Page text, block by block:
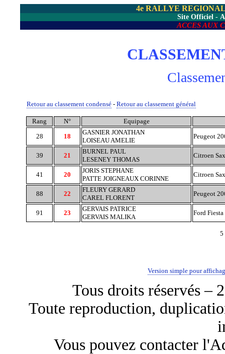
4e RALLYE
Site Officiel -
ACCES AUX
Retour au classement condensé - Retour au classement général
Rang N°
Equipage
28
18
GASNIER JONATHAN
LOISEAU AMELIE
Peugeot
39 21
BURNEL PAUL
LESENEY THOMAS
Citroen
41 20
JORIS STEPHANE
PATTE JOIGNEAUX CORINNE
Citroen
88 22
FLEURY GERARD
CAREL FLORENT
Peugeot
91 23
GERVAIS PATRICE
GERVAIS MALIKA
Ford Fiesta
5
Version simple pour
Tous droits réservés –
Toute reproduction,
Vous pouvez contacter